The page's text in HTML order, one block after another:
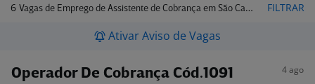
6 Vagas de Emprego de Assistente de Cobrança em São Caetano do Sul - SP FILTRAR
Ativar Aviso de Vagas
Operador De Cobrança Cód.1091 4 ago